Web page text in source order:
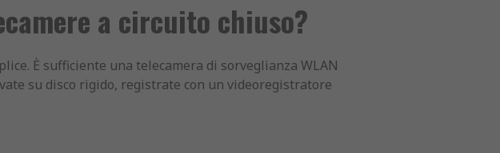
a circuito chiuso?
È sufficiente una telecamera di sorveglianza WLAN
su disco rigido, registrate con un videoregistratore